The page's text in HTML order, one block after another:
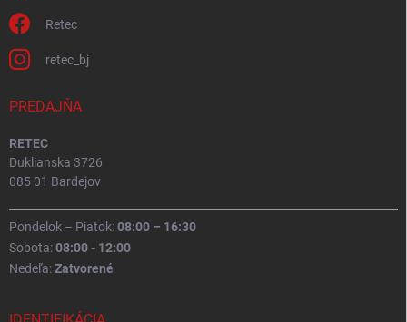
Retec
retec_bj
PREDAJŇA
RETEC
Duklianska 3726
085 01 Bardejov
Pondelok – Piatok:08:00 – 16:30
Sobota:08:00 - 12:00
Nedeľa:Zatvorené